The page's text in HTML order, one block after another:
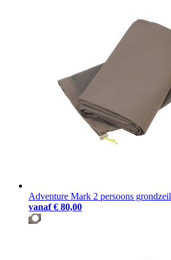
Adventure Mark 2 persoons grondzeil
vanaf € 80,00